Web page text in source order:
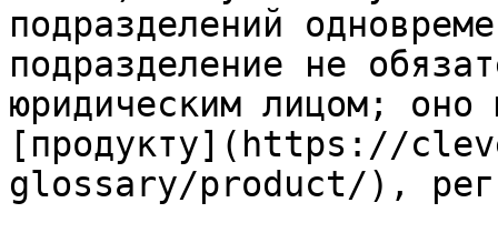
подразделений
подразделение не
юридическим лицом; оно
[продукту](https://
glossary/product/),